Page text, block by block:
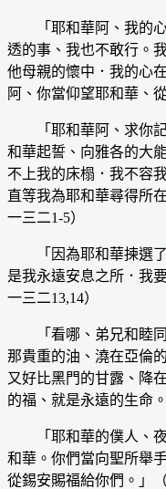
「耶和華阿、我的心
透的事、我也不敢行。
他母親的懷中．我的心
阿、你當仰望耶和華、
「耶和華阿、求你記
和華起誓、向雅各的大
不上我的床榻．我不容
直等我為耶和華尋得所
一三二1-5）
「因為耶和華揀選了
是我永遠安息之所．我
一三二13,14）
「看哪、弟兄和睦同
那貴重的油、澆在亞倫
又好比黑門的甘露、降
的福、就是永遠的生命
「耶和華的僕人、夜
和華。你們當向聖所舉
從錫安賜福給你們。」